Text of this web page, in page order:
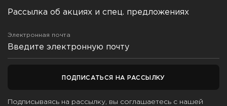
Рассылка об акциях и спец. предложениях
Электронная почта
ПОДПИСАТЬСЯ НА РАССЫЛКУ
Подписываясь на рассылку, вы соглашаетесь с нашей